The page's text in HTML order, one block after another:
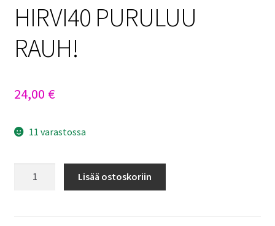
Tietosuojaseloste
Toimitusehdot
HIRVI40 PURULUU
RAUH!
24,00 €
11 varastossa
Lisää ostoskoriin